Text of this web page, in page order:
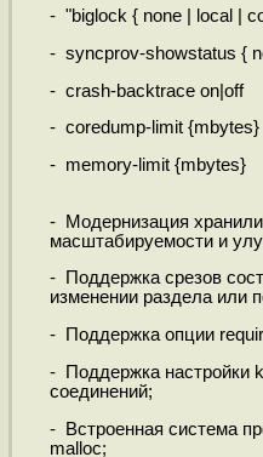
- "biglock { none | local |
- syncprov-showstatus {
- crash-backtrace on|off
- coredump-limit {mbytes}
- memory-limit {mbytes}
- Модернизация
масштабируемости и
- Поддержка срезов
изменении раздела или
- Поддержка опции
- Поддержка настройки
соединений;
- Встроенная система
malloc;